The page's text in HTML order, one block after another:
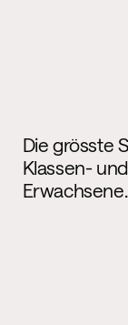
Die grösste
Klassen-
Erwachsene.